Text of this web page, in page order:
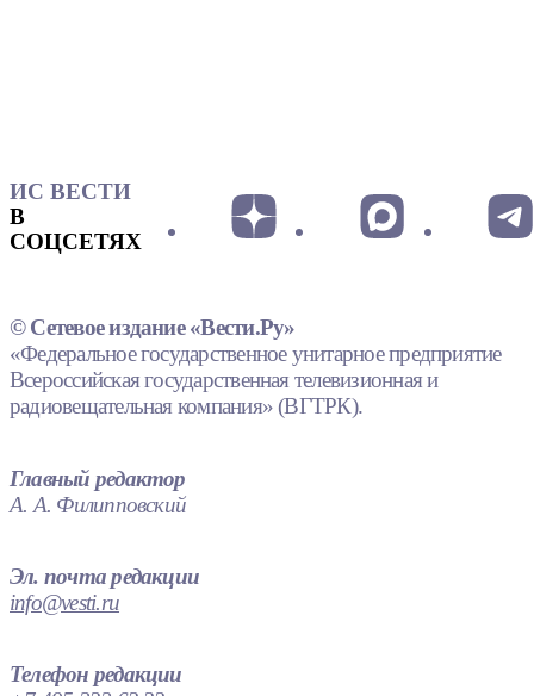
ИС ВЕСТИ
В
СОЦСЕТЯХ
© Сетевое издание «Вести.Ру»
«Федеральное государственное унитарное предприятие
Всероссийская государственная телевизионная и
радиовещательная компания» (ВГТРК).
Главный редактор
А. А. Филипповский
Эл. почта редакции
info@vesti.ru
Телефон редакции